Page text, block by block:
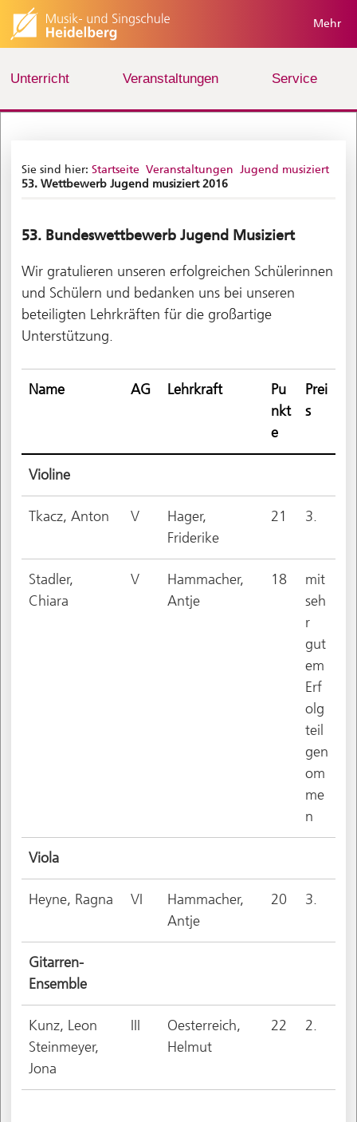
Mehr
Unterricht Veranstaltungen Service
Sie sind hier: Startseite Veranstaltungen Jugend musiziert
53. Wettbewerb Jugend musiziert 2016
53. Bundeswettbewerb Jugend Musiziert
Wir gratulieren unseren erfolgreichen Schülerinnen
und Schülern und bedanken uns bei unseren
beteiligten Lehrkräften für die großartige
Unterstützung.
Name AG Lehrkraft
Pu
nkt
e
Prei
s
Violine
Tkacz, Anton V
Hager,
Friderike
21 3.
Stadler,
Chiara
V
Hammacher,
Antje
18
mit
seh
r
gut
em
Erf
olg
teil
gen
om
me
n
Viola
Heyne, Ragna VI
Hammacher,
Antje
20 3.
Gitarren-
Ensemble
Kunz, Leon
Steinmeyer,
Jona
III
Oesterreich,
Helmut
22 2.